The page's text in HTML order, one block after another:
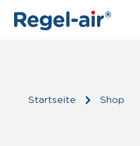
Zum Hauptinhalt springen
Startseite Shop